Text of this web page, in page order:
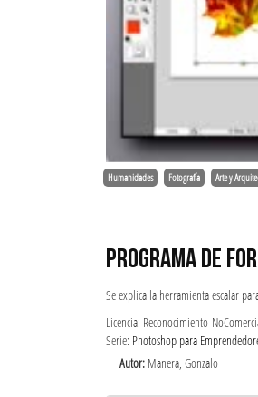
Humanidades Fotografía Arte y
PROGRAMA DE
Se explica la herramienta escalar
Licencia: Reconocimiento-
Serie: Photoshop para
Autor: Manera, Gonzalo